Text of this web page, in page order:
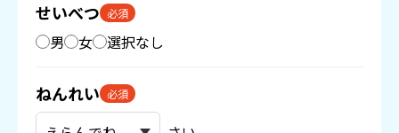
せいべつ 必須
男 女 選択なし
ねんれい 必須